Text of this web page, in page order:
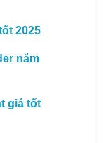
2025
năm
giá tốt